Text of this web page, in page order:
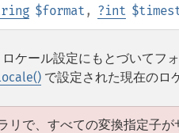
$format , ?int
ケール設定にもとづいてフ
で設定された現在のロ
リで、すべての変換指定子